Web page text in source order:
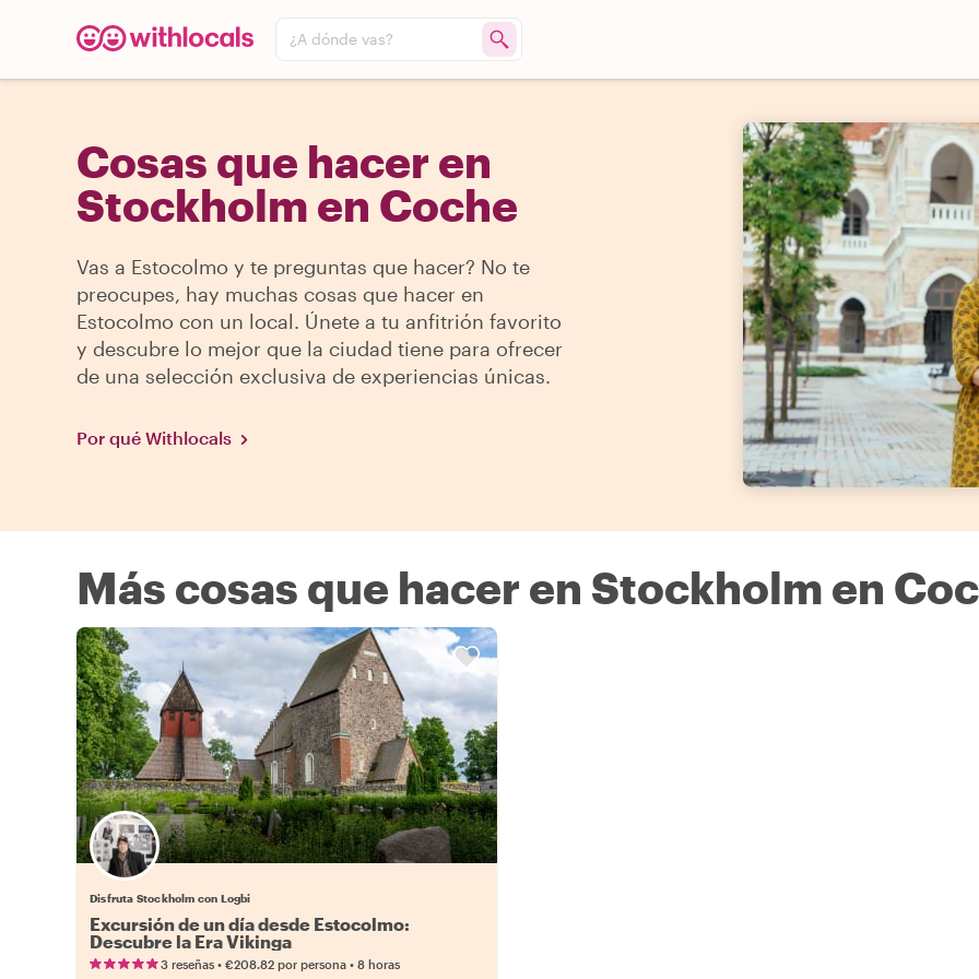
¿A dónde vas?
Cosas que hacer en
Stockholm en Coche
Vas a Estocolmo y te preguntas que hacer? No te
preocupes, hay muchas cosas que hacer en
Estocolmo con un local. Únete a tu anfitrión favorito
y descubre lo mejor que la ciudad tiene para ofrecer
de una selección exclusiva de experiencias únicas.
Por qué Withlocals
Más cosas que hacer en Stockholm en
Disfruta Stockholm con Logbi
Excursión de un día desde Estocolmo:
Descubre la Era Vikinga
3 reseñas • €208.82 por persona • 8 horas